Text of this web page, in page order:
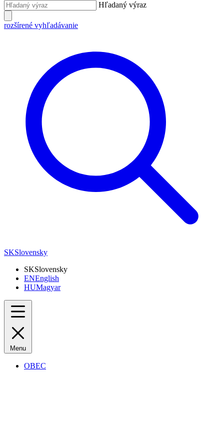
Hľadaný výraz
rozšírené vyhľadávanie
SKSlovensky
SKSlovensky
ENEnglish
HUMagyar
Menu
OBEC